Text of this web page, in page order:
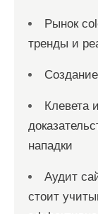
Рынок
тренды и
Клевета
нападки
Аудит
стоит